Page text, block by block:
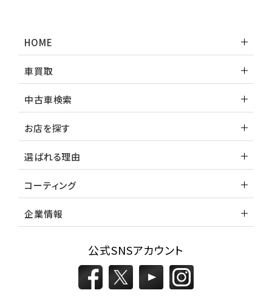
HOME
車買取
中古車検索
お店を探す
選ばれる理由
コーティング
企業情報
公式SNSアカウント